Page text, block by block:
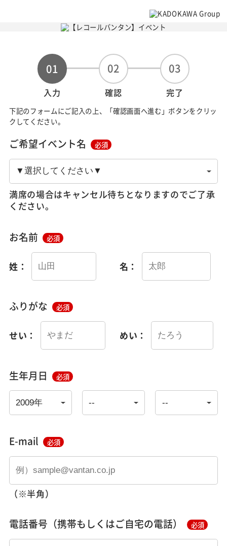
01
入力
02
確認
03
完了
下記のフォームにご記入の上、「確認画面へ進む」ボタンをクリッ
クしてください。
ご希望イベント名 必須
満席の場合はキャンセル待ちとなりますのでご了承
ください。
お名前 必須
姓： 名：
ふりがな 必須
せい： めい：
生年月日 必須
E-mail 必須
（※半角）
電話番号（携帯もしくはご自宅の電話） 必須